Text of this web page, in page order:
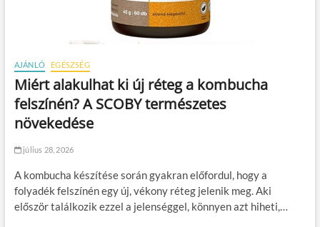
AJÁNLÓ EGÉSZSÉG
Miért alakulhat ki új réteg a kombucha
felszínén? A SCOBY természetes
növekedése
július 28, 2026
A kombucha készítése során gyakran előfordul, hogy a
folyadék felszínén egy új, vékony réteg jelenik meg. Aki
először találkozik ezzel a jelenséggel, könnyen azt hiheti,…